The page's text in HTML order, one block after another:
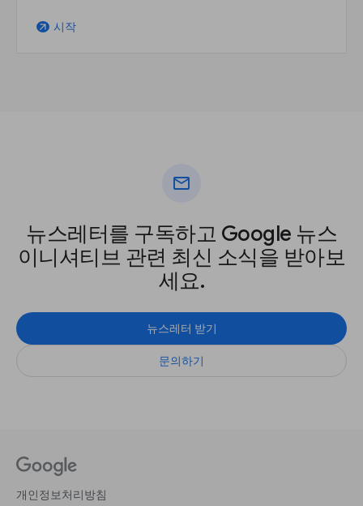
arrow_outward 시작
mail
뉴스레터를 구독하고 Google 뉴스
이니셔티브 관련 최신 소식을 받아보
세요.
뉴스레터 받기
문의하기
개인정보처리방침